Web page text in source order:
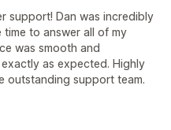
support! Dan was incredibly
to answer all of my
was smooth and
as expected. Highly
outstanding support team.